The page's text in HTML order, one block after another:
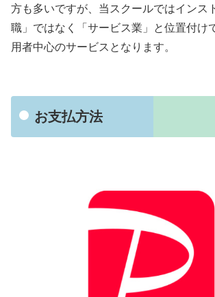
方も多いですが、当スクールではインス
職」ではなく「サービス業」と位置付け
用者中心のサービスとなります。
お支払方法